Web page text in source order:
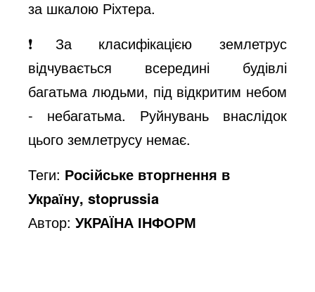
за шкалою Ріхтера.
❗️За класифікацією землетрус
відчувається всередині будівлі
багатьма людьми, під відкритим небом
- небагатьма. Руйнувань внаслідок
цього землетрусу немає.
Теги: Російське вторгнення в
Україну, stoprussia
Автор:УКРАЇНА ІНФОРМ